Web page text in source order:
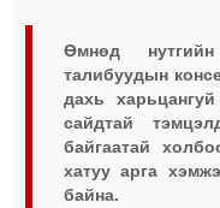
Өмнөд
талибуудын
дахь
сайдтай
байгаатай
хатуу арга
байна.